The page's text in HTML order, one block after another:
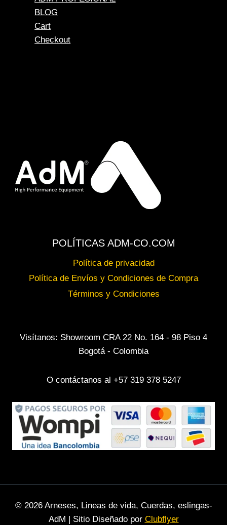
BLOG
Cart
Checkout
POLÍTICAS ADM-CO.COM
Política de privacidad
Política de Envíos y Condiciones de Compra
Términos y Condiciones
Visítanos: Showroom CRA 22 No. 164 - 98 Piso 4
Bogotá - Colombia
O contáctanos al +57 319 378 5247
© 2026 Arneses, Lineas de vida, Cuerdas, eslingas-
AdM | Sitio Diseñado por Clubflyer